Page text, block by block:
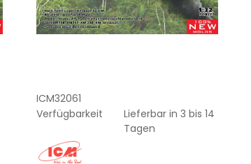
ICM32061
Verfügbarkeit
Lieferbar in 3 bis 14
Tagen